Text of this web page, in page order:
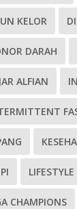
KELOR
DARAH
ALFIAN
LIFESTYLE
CHAMPIONS